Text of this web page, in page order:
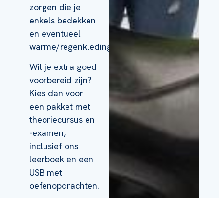
zorgen die je
enkels bedekken
en eventueel
warme/regenkleding.
Wil je extra goed
voorbereid zijn?
Kies dan voor
een pakket met
theoriecursus en
-examen,
inclusief ons
leerboek en een
USB met
oefenopdrachten.